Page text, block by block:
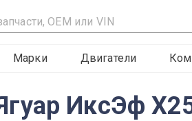
Марки Двигатели
ИксЭф